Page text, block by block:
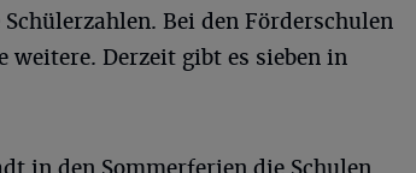
Bei den Förderschulen
weitere. Derzeit gibt es sieben in